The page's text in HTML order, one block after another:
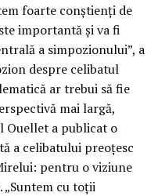
foarte conștienți de
importantă și va fi
a simpozionului”, a
despre celibatul
ar trebui să fie
mai largă,
Ouellet a publicat o
a celibatului preoțesc
pentru o viziune
cu toții